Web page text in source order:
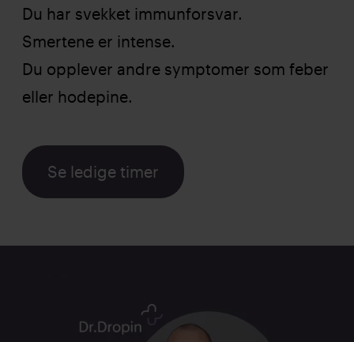
Du har svekket immunforsvar.
Smertene er intense.
Du opplever andre symptomer som feber
eller hodepine.
Se ledige timer